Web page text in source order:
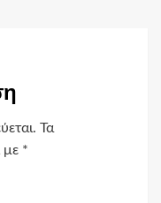
Τα
με *